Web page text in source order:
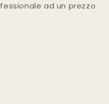
ad un prezzo